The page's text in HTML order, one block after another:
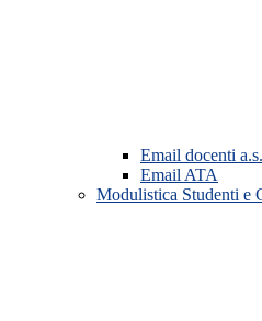
Email docenti
Email ATA
Modulistica Studenti e